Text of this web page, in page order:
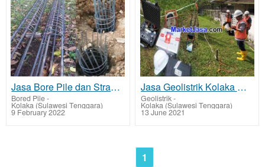
Jasa Bore Pile dan Strauss Pile Kolaka
Bored Pile-
Kolaka (Sulawesi Tenggara)
9 February 2022
Jasa Geolistrik Kolaka Mencari Sumber Lapisan Air Bawah Tanah Tarif Biaya Per Titik Murah
Geolistrik-
Kolaka (Sulawesi Tenggara)
13 June 2021
1